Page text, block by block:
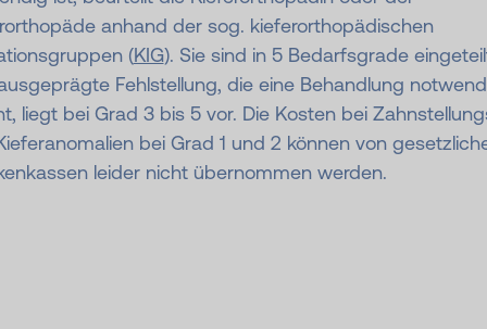
anhand der sog. kieferorthopädischen
(KIG). Sie sind in 5 Bedarfsgrade
Fehlstellung, die eine Behandlung
liegt bei Grad 3 bis 5 vor. Die Kosten bei
bei Grad 1 und 2 können von
leider nicht übernommen werden.